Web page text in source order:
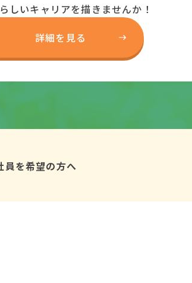
しいキャリアを描きませんか！
詳細を見る
員を希望の方へ